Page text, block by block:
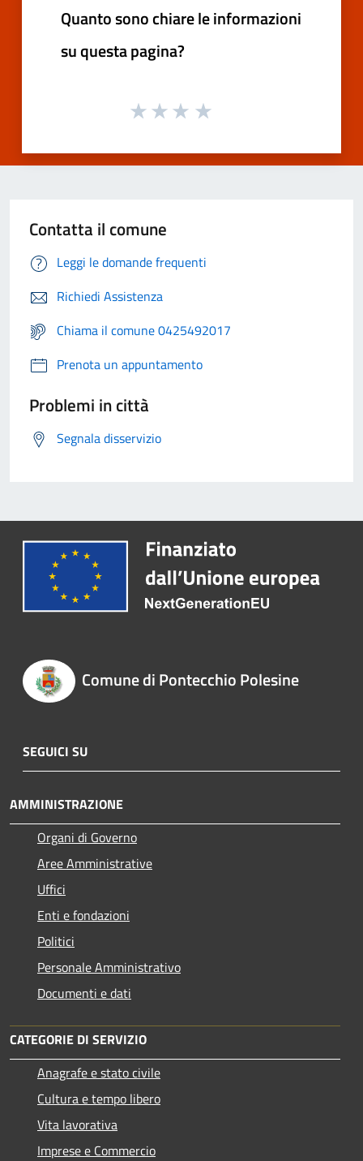
Quanto sono chiare le informazioni
su questa pagina?
Contatta il comune
Leggi le domande frequenti
Richiedi Assistenza
Chiama il comune 0425492017
Prenota un appuntamento
Problemi in città
Segnala disservizio
Comune di Pontecchio Polesine
SEGUICI SU
AMMINISTRAZIONE
Organi di Governo
Aree Amministrative
Uffici
Enti e fondazioni
Politici
Personale Amministrativo
Documenti e dati
CATEGORIE DI SERVIZIO
Anagrafe e stato civile
Cultura e tempo libero
Vita lavorativa
Imprese e Commercio